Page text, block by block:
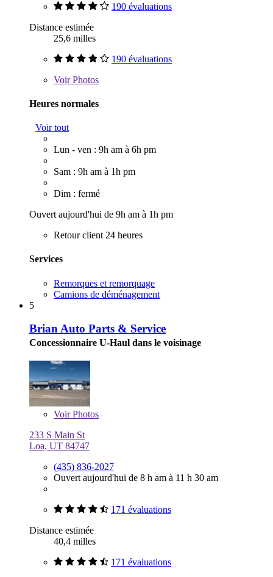
190 évaluations
Distance estimée
25,6 milles
190 évaluations
VoirPhotos
Heures normales
Voir tout
Lun - ven : 9h am à 6h pm
Sam : 9h am à 1h pm
Dim : fermé
Ouvert aujourd'hui de 9h am à 1h pm
Retour client 24 heures
Services
Remorques et remorquage
Camions de déménagement
5
Brian Auto Parts & Service
Concessionnaire U-Haul dans le voisinage
VoirPhotos
233 S Main St
Loa, UT 84747
(435) 836-2027
Ouvert aujourd'hui de 8 h am à 11 h 30 am
171 évaluations
Distance estimée
40,4 milles
171 évaluations